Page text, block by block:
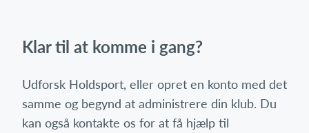
Klar til at komme i gang?
Udforsk Holdsport, eller opret en konto med det
samme og begynd at administrere din klub. Du
kan også kontakte os for at få hjælp til